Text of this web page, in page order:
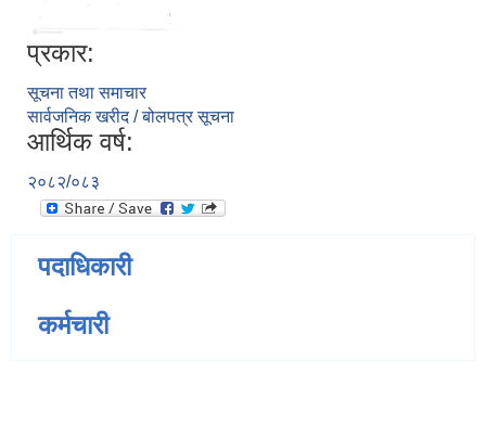
प्रकार:
सूचना तथा समाचार
सार्वजनिक खरीद / बोलपत्र सूचना
आर्थिक वर्ष:
२०८२/०८३
पदाधिकारी
कर्मचारी